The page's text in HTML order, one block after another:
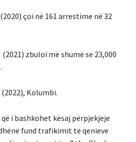
çoi në 161 arrestime në 32
zbuloi më shumë se 23,000
Kolumbi.
i bashkohet kësaj përpjekjeje
fund trafikimit të qenieve